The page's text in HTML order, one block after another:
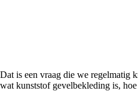
Dat is een vraag die we regelmatig
wat kunststof gevelbekleding is,